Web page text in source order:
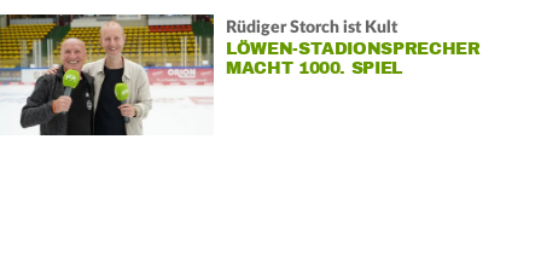
Rüdiger Storch ist Kult
LÖWEN-STADIONSPRECHER
MACHT 1000. SPIEL